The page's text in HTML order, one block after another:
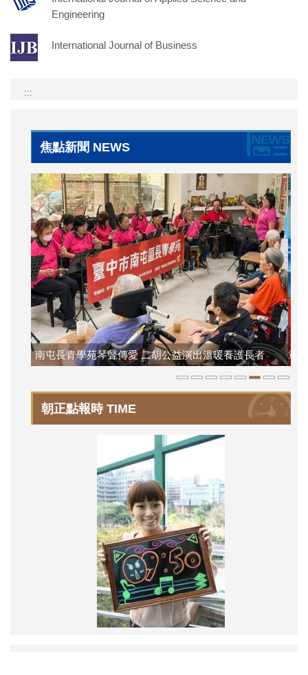
Engineering
International Journal of Business
:::
焦點新聞 NEWS
樂齡學員穿學士服圓夢 朝陽第三人生大學開啟銀髮新篇
章
定
朝正點報時 TIME